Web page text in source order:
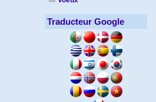
Traducteur Google